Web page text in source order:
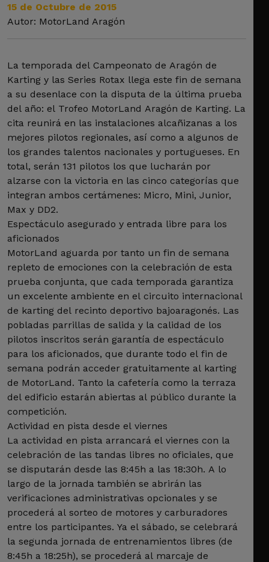
15 de Octubre de 2015
Autor: MotorLand Aragón
La temporada del Campeonato de Aragón de
Karting y las Series Rotax llega este fin de semana
a su desenlace con la disputa de la última prueba
del año: el Trofeo MotorLand Aragón de Karting. La
cita reunirá en las instalaciones alcañizanas a los
mejores pilotos regionales, así como a algunos de
los grandes talentos nacionales y portugueses. En
total, serán 131 pilotos los que lucharán por
alzarse con la victoria en las cinco categorías que
integran ambos certámenes: Micro, Mini, Junior,
Max y DD2.
Espectáculo asegurado y entrada libre para los
aficionados
MotorLand aguarda por tanto un fin de semana
repleto de emociones con la celebración de esta
prueba conjunta, que cada temporada garantiza
un excelente ambiente en el circuito internacional
de karting del recinto deportivo bajoaragonés. Las
pobladas parrillas de salida y la calidad de los
pilotos inscritos serán garantía de espectáculo
para los aficionados, que durante todo el fin de
semana podrán acceder gratuitamente al karting
de MotorLand. Tanto la cafetería como la terraza
del edificio estarán abiertas al público durante la
competición.
Actividad en pista desde el viernes
La actividad en pista arrancará el viernes con la
celebración de las tandas libres no oficiales, que
se disputarán desde las 8:45h a las 18:30h. A lo
largo de la jornada también se abrirán las
verificaciones administrativas opcionales y se
procederá al sorteo de motores y carburadores
entre los participantes. Ya el sábado, se celebrará
la segunda jornada de entrenamientos libres (de
8:45h a 18:25h), se procederá al marcaje de